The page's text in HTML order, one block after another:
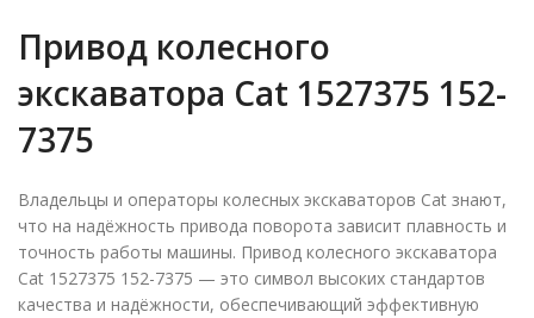
Привод колесного
экскаватора Cat 1527375 152-
7375
Владельцы и операторы колесных экскаваторов Cat знают,
что на надёжность привода поворота зависит плавность и
точность работы машины. Привод колесного экскаватора
Cat 1527375 152-7375 — это символ высоких стандартов
качества и надёжности, обеспечивающий эффективную